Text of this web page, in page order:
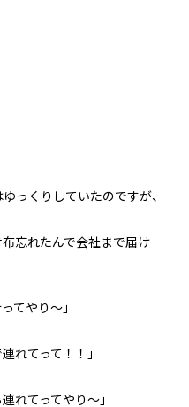
っくりしていたのですが、
忘れたんで会社まで届け
てやり～」
れてって！！」
れてってやり～」